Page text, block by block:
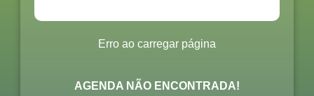
Erro ao carregar página
AGENDA NÃO ENCONTRADA!